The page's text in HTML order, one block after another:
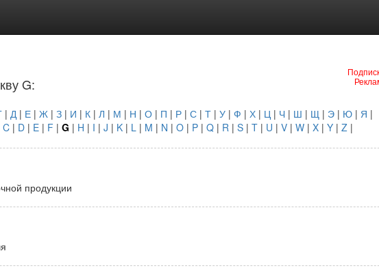
G:
| Д| Е | Ж | З | И | К | Л | М | Н | О | П | Р | С | Т | У | Ф | Х | Ц | Ч | Ш | Щ | Э | Ю | Я |
C| D| E| F | G | H | I | J | K| L| M | N | O| P| Q| R| S| T| U | V| W| X| Y| Z|
продукции